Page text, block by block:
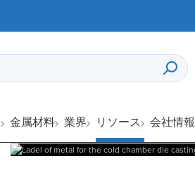
金属材料 業界 リソース 会社情報